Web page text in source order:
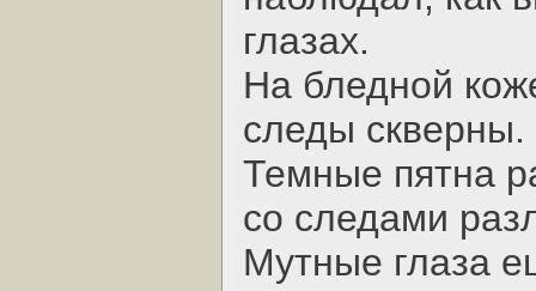
глазах.
На бледной
следы скверны.
Темные пятна
со следами
Мутные глаза